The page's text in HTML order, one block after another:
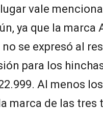
vale
ya que la marca
se expresó al
para los
Al menos
marca de las tres